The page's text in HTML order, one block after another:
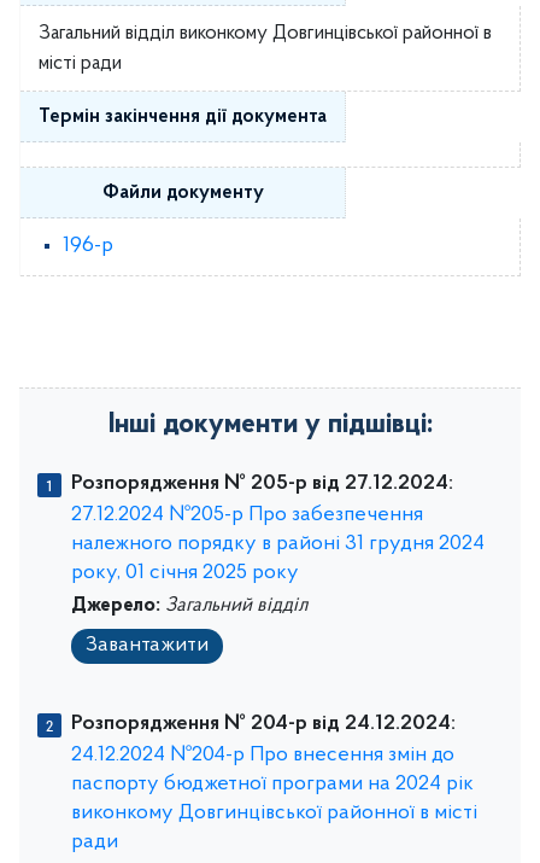
Загальний відділ виконкому Довгинцівської районної в
місті ради
Термін закінчення дії документа
Файли документу
196-р
Інші документи у підшівці:
Розпорядження № 205-р від 27.12.2024:
27.12.2024 №205-р Про забезпечення
належного порядку в районі 31 грудня 2024
року, 01 січня 2025 року
Джерело: Загальний відділ
Завантажити
Розпорядження № 204-р від 24.12.2024:
24.12.2024 №204-р Про внесення змін до
паспорту бюджетної програми на 2024 рік
виконкому Довгинцівської районної в місті
ради